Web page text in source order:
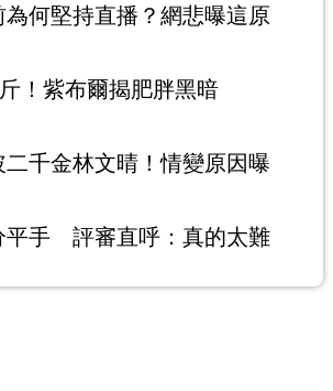
為何堅持直播？網悲曝這原
！紫布爾揭肥胖黑暗
千金林文晴！情變原因曝
平手 評審直呼：真的太難